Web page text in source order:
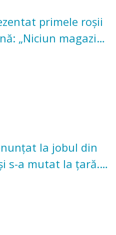
primele roșii
„Niciun magazin
satisfacție”
la jobul din
s-a mutat la țară.
în grădina